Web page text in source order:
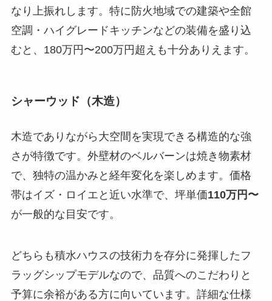
なり上振れします。特に防火地域での建築や全館
空調・ハイグレードキッチンなどの装備を盛り込
むと、180万円〜200万円超えも十分ありえます。
シャーウッド（木造）
木造でありながら大空間を実現できる構造的な強
さが特徴です。外壁材のベルバーンは焼き物素材
で、独特の温かみと経年変化を楽しめます。価格
帯はイズ・ロイエと近い水準で、坪単価110万円〜
が一般的な目安です。
どちらも積水ハウスの技術力を存分に発揮したフ
ラッグシップモデルなので、品質へのこだわりと
予算に余裕がある方に向いています。詳細な仕様